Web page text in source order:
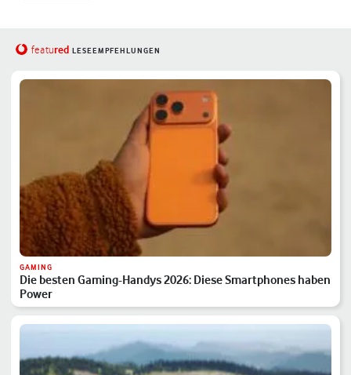
featured LESEEMPFEHLUNGEN
GAMING
Die besten Gaming-Handys 2026: Diese Smartphones haben
Power